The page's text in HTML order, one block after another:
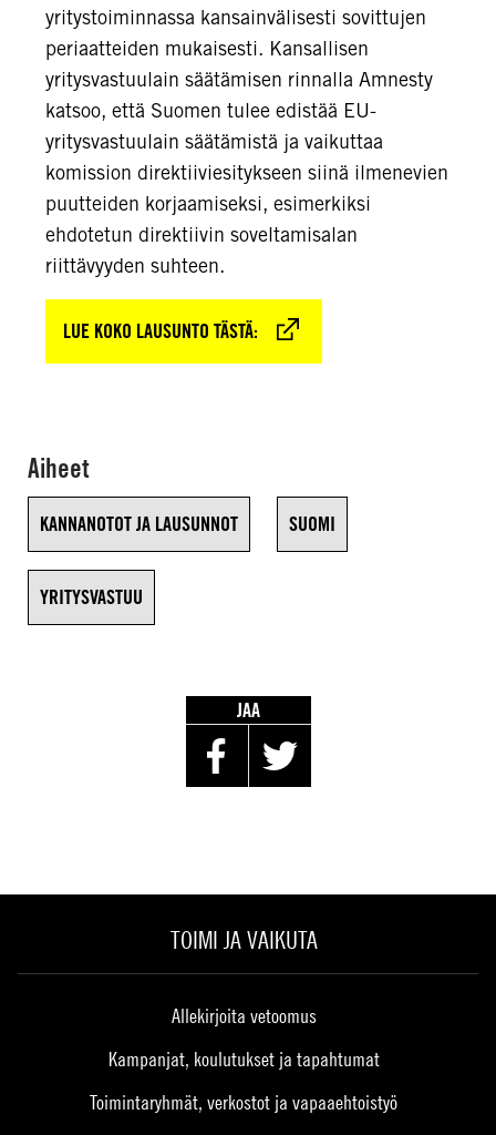
yritystoiminnassa kansainvälisesti sovittujen
periaatteiden mukaisesti. Kansallisen
yritysvastuulain säätämisen rinnalla Amnesty
katsoo, että Suomen tulee edistää EU-
yritysvastuulain säätämistä ja vaikuttaa
komission direktiiviesitykseen siinä ilmenevien
puutteiden korjaamiseksi, esimerkiksi
ehdotetun direktiivin soveltamisalan
riittävyyden suhteen.
LUE KOKO LAUSUNTO TÄSTÄ:
Aiheet
KANNANOTOT JA LAUSUNNOT SUOMI
YRITYSVASTUU
JAA
TOIMI JA VAIKUTA
Allekirjoita vetoomus
Kampanjat, koulutukset ja tapahtumat
Toimintaryhmät, verkostot ja vapaaehtoistyö